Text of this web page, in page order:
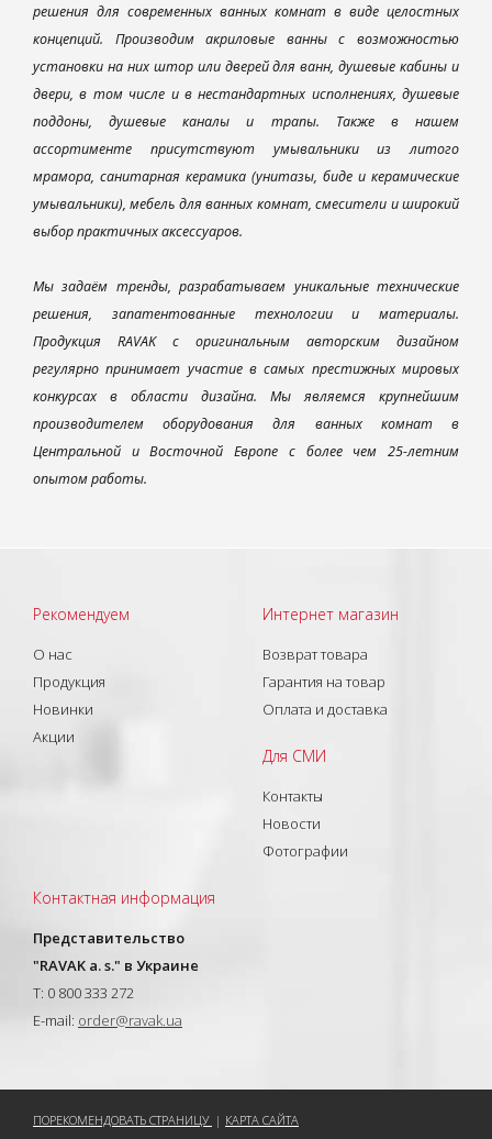
решения для современных ванных комнат в виде целостных
концепций. Производим акриловые ванны с возможностью
установки на них штор или дверей для ванн, душевые кабины и
двери, в том числе и в нестандартных исполнениях, душевые
поддоны, душевые каналы и трапы. Также в нашем
ассортименте присутствуют умывальники из литого
мрамора, санитарная керамика (унитазы, биде и керамические
умывальники), мебель для ванных комнат, смесители и широкий
выбор практичных аксессуаров.
Мы задаём тренды, разрабатываем уникальные технические
решения, запатентованные технологии и материалы.
Продукция RAVAK с оригинальным авторским дизайном
регулярно принимает участие в самых престижных мировых
конкурсах в области дизайна. Мы являемся крупнейшим
производителем оборудования для ванных комнат в
Центральной и Восточной Европе с более чем 25-летним
опытом работы.
Рекомендуем
О нас
Продукция
Новинки
Акции
Интернет магазин
Возврат товара
Гарантия на товар
Оплата и доставка
Для СМИ
Контакты
Новости
Фотографии
Контактная информация
Представительство
"RAVAK a. s." в Украине
T: 0 800 333 272
E-mail: order@ravak.ua
ПОРЕКОМЕНДОВАТЬ СТРАНИЦУ | КАРТА САЙТА